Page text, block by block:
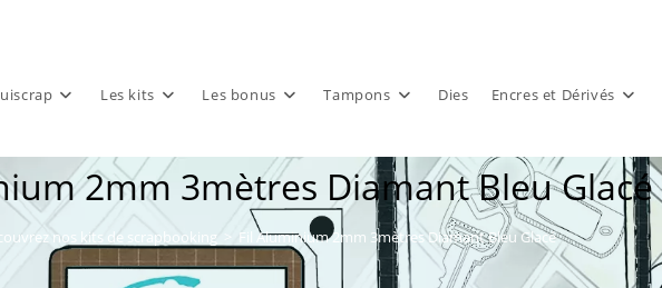
Les kits Les bonus Tampons Dies Encres et Dérivés
2mm 3mètres Diamant Bleu Glacé
nos kits de scrapbooking > Fil Aluminium 2mm 3mètres Diamant Bleu Glacé